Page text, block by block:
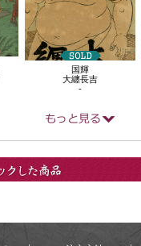
国輝
大纏長吉
-